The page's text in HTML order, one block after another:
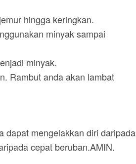
hingga keringkan.
minyak sampai
minyak.
Rambut anda akan lambat
dapat mengelakkan diri daripada
cepat beruban.AMIN.